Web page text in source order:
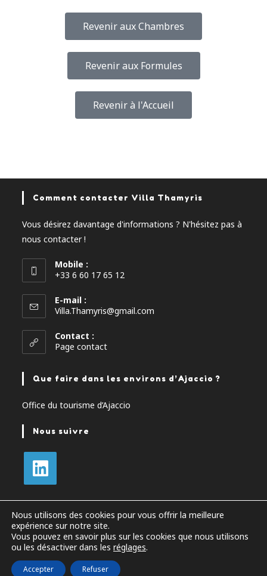
Revenir aux Chambres
Revenir aux Formules
Revenir à l'Accueil
Comment contacter Villa Thamyris
Vous désirez davantage d'informations ? N'hésitez pas à
nous contacter !
Mobile :
+33 6 60 17 65 12
E-mail :
Villa.Thamyris@gmail.com
Contact :
Page contact
Que faire dans les environs d’Ajaccio ?
Office du tourisme d’Ajaccio
Nous suivre
Mentions Légales
Politique de confidentialité
Nous utilisons des cookies pour vous offrir la meilleure
expérience sur notre site.
Vous pouvez en savoir plus sur les cookies que nous utilisons
ou les désactiver dans les réglages.
Accepter Refuser